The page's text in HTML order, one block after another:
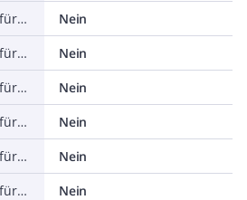
Unterstützt Protokoll für KNX
Nein
Unterstützt Protokoll für Modbus
Nein
Unterstützt Protokoll für Data-Highway
Nein
Unterstützt Protokoll für DeviceNet
Nein
Unterstützt Protokoll für SUCONET
Nein
Unterstützt Protokoll für LON
Nein